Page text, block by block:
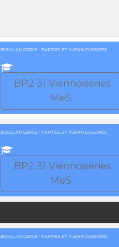
BOULANGERIE : TARTES ET VIENNOISERIES
BP2 31 Viennoiseries
MeS
BOULANGERIE : TARTES ET VIENNOISERIES
BP2 31 Viennoiseries
MeS
BOULANGERIE : TARTES ET VIENNOISERIES